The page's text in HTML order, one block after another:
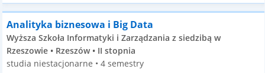
Analityka biznesowa i Big Data
Wyższa Szkoła Informatyki i Zarządzania z siedzibą w
Rzeszowie • Rzeszów • II stopnia
studia niestacjonarne • 4 semestry